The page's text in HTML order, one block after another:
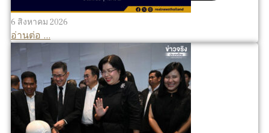
6 สิงหาคม 2026
อ่านต่อ ...